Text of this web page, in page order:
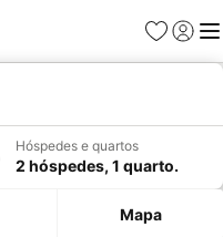
Favoritos
Iniciar
Hóspedes e quartos
2 hóspedes, 1 quarto.
Mapa